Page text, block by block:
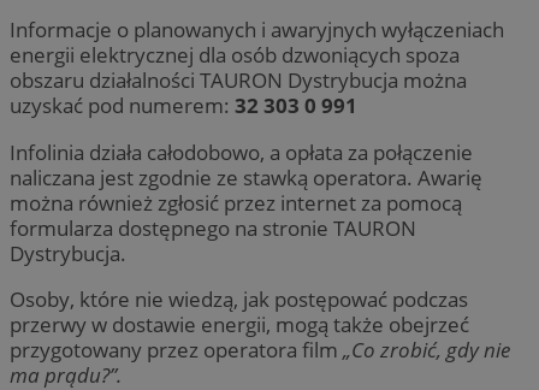
Informacje o planowanych i awaryjnych wyłączeniach
energii elektrycznej dla osób dzwoniących spoza
obszaru działalności TAURON Dystrybucja można
uzyskać pod numerem: 32 303 0 991
Infolinia działa całodobowo, a opłata za połączenie
naliczana jest zgodnie ze stawką operatora. Awarię
można również zgłosić przez internet za pomocą
formularza dostępnego na stronie TAURON
Dystrybucja.
Osoby, które nie wiedzą, jak postępować podczas
przerwy w dostawie energii, mogą także obejrzeć
przygotowany przez operatora film „Co zrobić, gdy nie
ma prądu?”.